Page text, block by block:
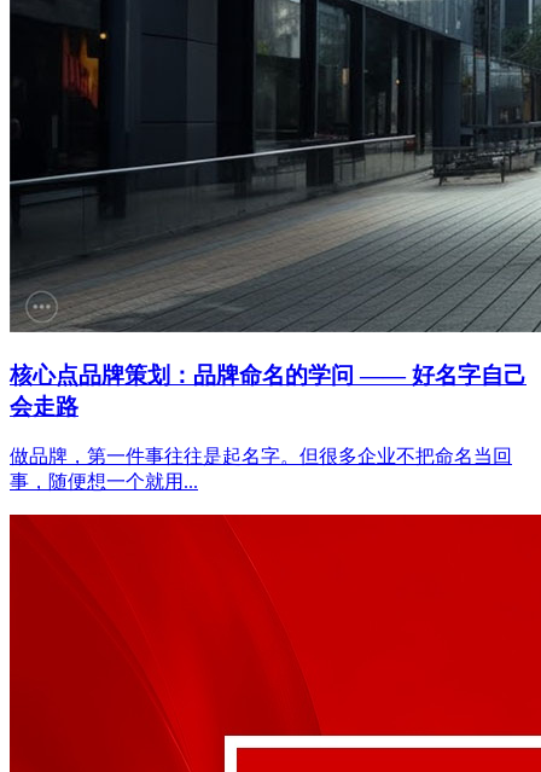
核心点品牌策划：品牌命名的学问 —— 好名字自己
会走路
做品牌，第一件事往往是起名字。但很多企业不把命名当回
事，随便想一个就用...